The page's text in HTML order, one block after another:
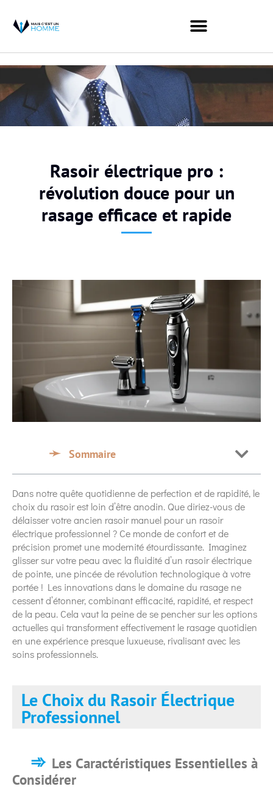
Rasoir électrique pro :
révolution douce pour un
rasage efficace et rapide
Sommaire
Dans notre quête quotidienne de perfection et de rapidité, le
choix du rasoir est loin d’être anodin. Que diriez-vous de
délaisser votre ancien rasoir manuel pour un rasoir
électrique professionnel ? Ce monde de confort et de
précision promet une modernité étourdissante. Imaginez
glisser sur votre peau avec la fluidité d’un rasoir électrique
de pointe, une pincée de révolution technologique à votre
portée ! Les innovations dans le domaine du rasage ne
cessent d’étonner, combinant efficacité, rapidité, et respect
de la peau. Cela vaut la peine de se pencher sur les options
actuelles qui transforment effectivement le rasage quotidien
en une expérience presque luxueuse, rivalisant avec les
soins professionnels.
Le Choix du Rasoir Électrique
Professionnel
Les Caractéristiques Essentielles à
Considérer